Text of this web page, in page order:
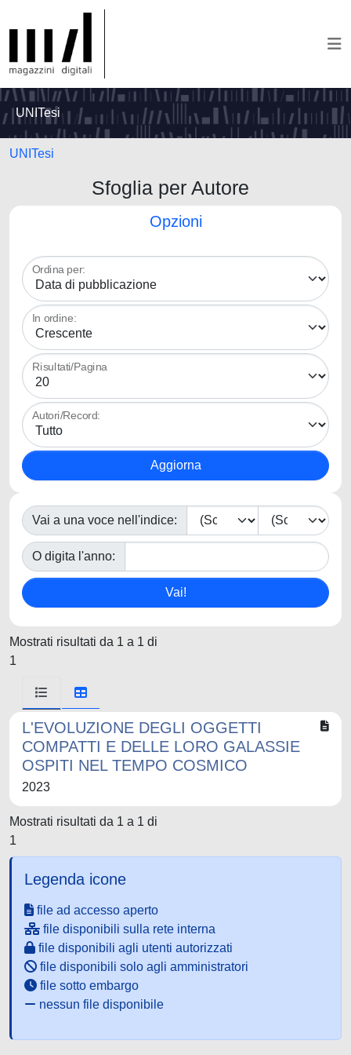
UNITesi
UNITesi
Sfoglia per Autore
Opzioni
Ordina per:
In ordine:
Risultati/Pagina
Autori/Record:
Vai a una voce nell'indice:
O digita l'anno:
Mostrati risultati da 1 a 1 di
1
L'EVOLUZIONE DEGLI OGGETTI
COMPATTI E DELLE LORO GALASSIE
OSPITI NEL TEMPO COSMICO
2023
Mostrati risultati da 1 a 1 di
1
Legenda icone
file ad accesso aperto
file disponibili sulla rete interna
file disponibili agli utenti autorizzati
file disponibili solo agli amministratori
file sotto embargo
nessun file disponibile